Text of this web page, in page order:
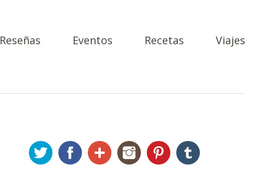
Reseñas Eventos Recetas Viajes
TwitterFacebookGoogle+InstagramPinterestTumblr